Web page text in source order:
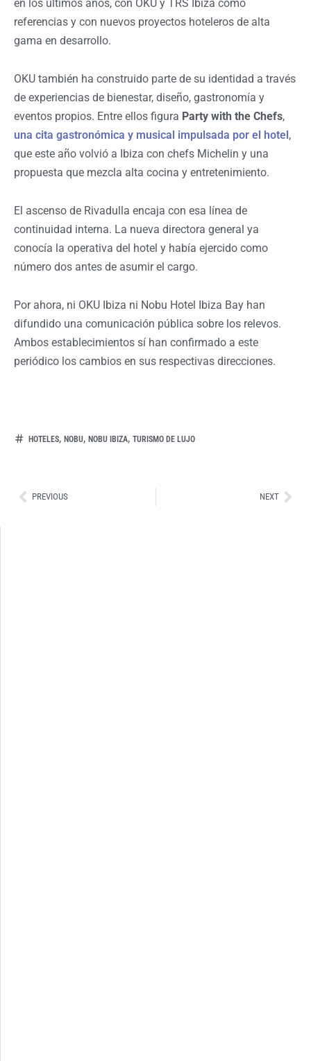
en los últimos años, con OKU y TRS Ibiza como
referencias y con nuevos proyectos hoteleros de alta
gama en desarrollo.
OKU también ha construido parte de su identidad a través
de experiencias de bienestar, diseño, gastronomía y
eventos propios. Entre ellos figura Party with the Chefs,
una cita gastronómica y musical impulsada por el hotel,
que este año volvió a Ibiza con chefs Michelin y una
propuesta que mezcla alta cocina y entretenimiento.
El ascenso de Rivadulla encaja con esa línea de
continuidad interna. La nueva directora general ya
conocía la operativa del hotel y había ejercido como
número dos antes de asumir el cargo.
Por ahora, ni OKU Ibiza ni Nobu Hotel Ibiza Bay han
difundido una comunicación pública sobre los relevos.
Ambos establecimientos sí han confirmado a este
periódico los cambios en sus respectivas direcciones.
HOTELES, NOBU, NOBU IBIZA, TURISMO DE LUJO
AntPREVIOUS NEXT